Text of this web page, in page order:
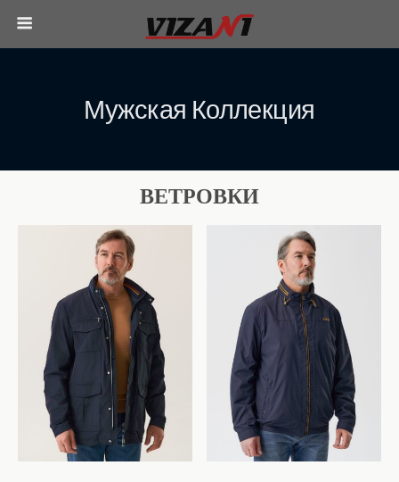
Мужская Коллекция
ВЕТРОВКИ